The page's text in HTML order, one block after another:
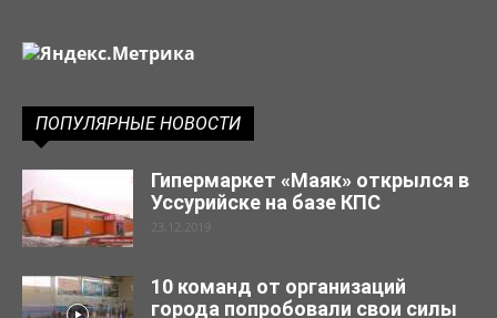
ПОПУЛЯРНЫЕ НОВОСТИ
Гипермаркет «Маяк» открылся в
Уссурийске на базе КПС
23.12.2019
10 команд от организаций
города попробовали свои силы